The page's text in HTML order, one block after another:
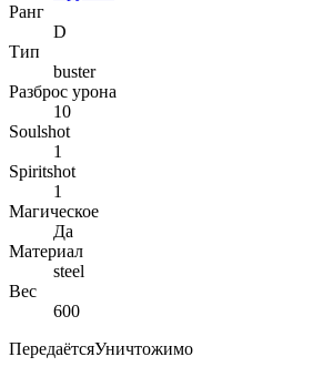
Ранг
D
Тип
buster
Разброс урона
10
Soulshot
1
Spiritshot
1
Магическое
Да
Материал
steel
Вес
600
ПередаётсяУничтожимо